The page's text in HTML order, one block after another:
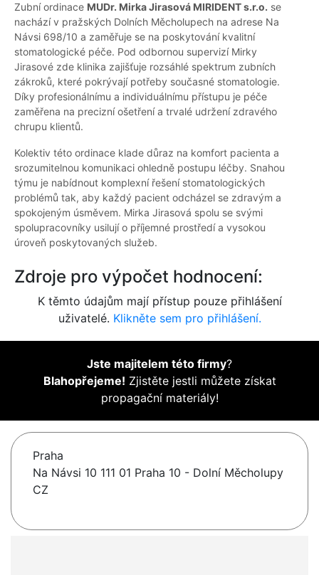
Zubní ordinace MUDr. Mirka Jirasová MIRIDENT s.r.o. se
nachází v pražských Dolních Měcholupech na adrese Na
Návsi 698/10 a zaměřuje se na poskytování kvalitní
stomatologické péče. Pod odbornou supervizí Mirky
Jirasové zde klinika zajišťuje rozsáhlé spektrum zubních
zákroků, které pokrývají potřeby současné stomatologie.
Díky profesionálnímu a individuálnímu přístupu je péče
zaměřena na precizní ošetření a trvalé udržení zdravého
chrupu klientů.
Kolektiv této ordinace klade důraz na komfort pacienta a
srozumitelnou komunikaci ohledně postupu léčby. Snahou
týmu je nabídnout komplexní řešení stomatologických
problémů tak, aby každý pacient odcházel se zdravým a
spokojeným úsměvem. Mirka Jirasová spolu se svými
spolupracovníky usilují o příjemné prostředí a vysokou
úroveň poskytovaných služeb.
Zdroje pro výpočet hodnocení:
K těmto údajům mají přístup pouze přihlášení
uživatelé. Klikněte sem pro přihlášení.
Jste majitelem této firmy?
Blahopřejeme! Zjistěte jestli můžete získat
propagační materiály!
Praha
Na Návsi 10 111 01 Praha 10 - Dolní Měcholupy
CZ